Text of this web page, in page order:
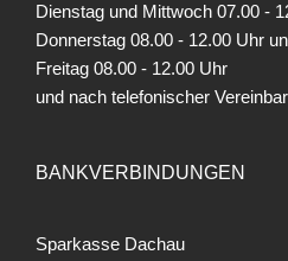
Dienstag und Mittwoch 07.00 -
Donnerstag 08.00 - 12.00 Uhr
Freitag 08.00 - 12.00 Uhr
und nach telefonischer
BANKVERBINDUNGEN
Sparkasse Dachau